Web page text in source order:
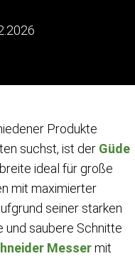
Produkte
suchst, ist der Güde
ideal für große
mit maximierter
seiner starken
und saubere Schnitte
Messermit